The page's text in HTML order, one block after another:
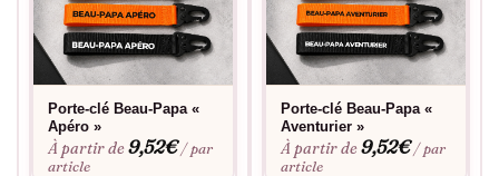
Porte-clé Beau-Papa «
Apéro »
À partir de9,52€ / par
article
Porte-clé Beau-Papa «
Aventurier »
À partir de9,52€ / par
article